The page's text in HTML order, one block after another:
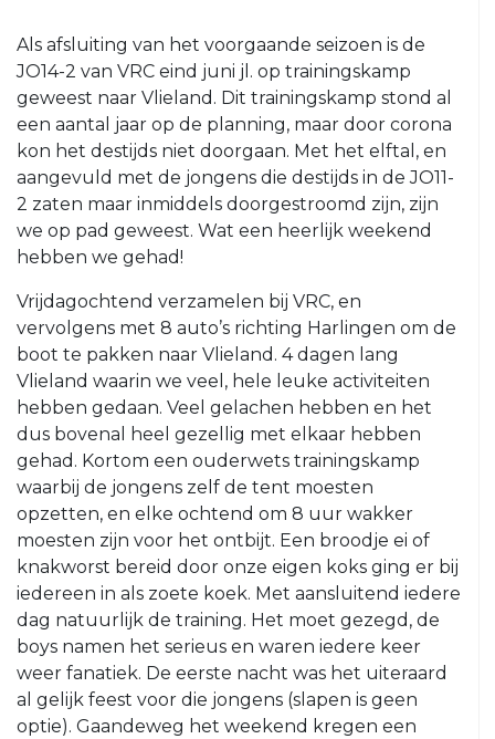
VRC
O23-
2
VRC
O23-
3
VRC
O23-
4
VRC
VR1
VRC
G1
VRC
G2
35+
VRC
35+1
VRC
35+2
VRC
35+3
Als afsluiting van het voorgaande seizoen is de
JO14-2 van VRC eind juni jl. op trainingskamp
geweest naar Vlieland. Dit trainingskamp stond al
een aantal jaar op de planning, maar door corona
kon het destijds niet doorgaan. Met het elftal, en
aangevuld met de jongens die destijds in de JO11-
2 zaten maar inmiddels doorgestroomd zijn, zijn
we op pad geweest. Wat een heerlijk weekend
hebben we gehad!
Vrijdagochtend verzamelen bij VRC, en
vervolgens met 8 auto’s richting Harlingen om de
boot te pakken naar Vlieland. 4 dagen lang
Vlieland waarin we veel, hele leuke activiteiten
hebben gedaan. Veel gelachen hebben en het
dus bovenal heel gezellig met elkaar hebben
gehad. Kortom een ouderwets trainingskamp
waarbij de jongens zelf de tent moesten
opzetten, en elke ochtend om 8 uur wakker
moesten zijn voor het ontbijt. Een broodje ei of
knakworst bereid door onze eigen koks ging er bij
iedereen in als zoete koek. Met aansluitend iedere
dag natuurlijk de training. Het moet gezegd, de
boys namen het serieus en waren iedere keer
weer fanatiek. De eerste nacht was het uiteraard
al gelijk feest voor die jongens (slapen is geen
optie). Gaandeweg het weekend kregen een